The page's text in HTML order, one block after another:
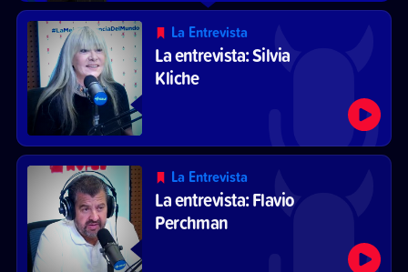
La Entrevista
La entrevista: Silvia
Kliche
La Entrevista
La entrevista: Flavio
Perchman